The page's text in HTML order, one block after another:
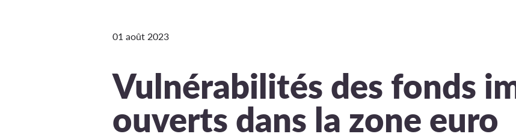
01 août 2023
Vulnérabilités des fonds
ouverts dans la zone euro